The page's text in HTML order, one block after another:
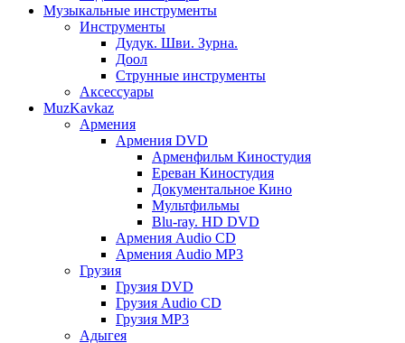
Музыкальные инструменты
Инструменты
Дудук. Шви. Зурна.
Доол
Струнные инструменты
Аксессуары
MuzKavkaz
Армения
Армения DVD
Арменфильм Киностудия
Ереван Киностудия
Документальное Кино
Мультфильмы
Blu-ray. HD DVD
Армения Audio CD
Армения Audio MP3
Грузия
Грузия DVD
Грузия Audio CD
Грузия MP3
Адыгея